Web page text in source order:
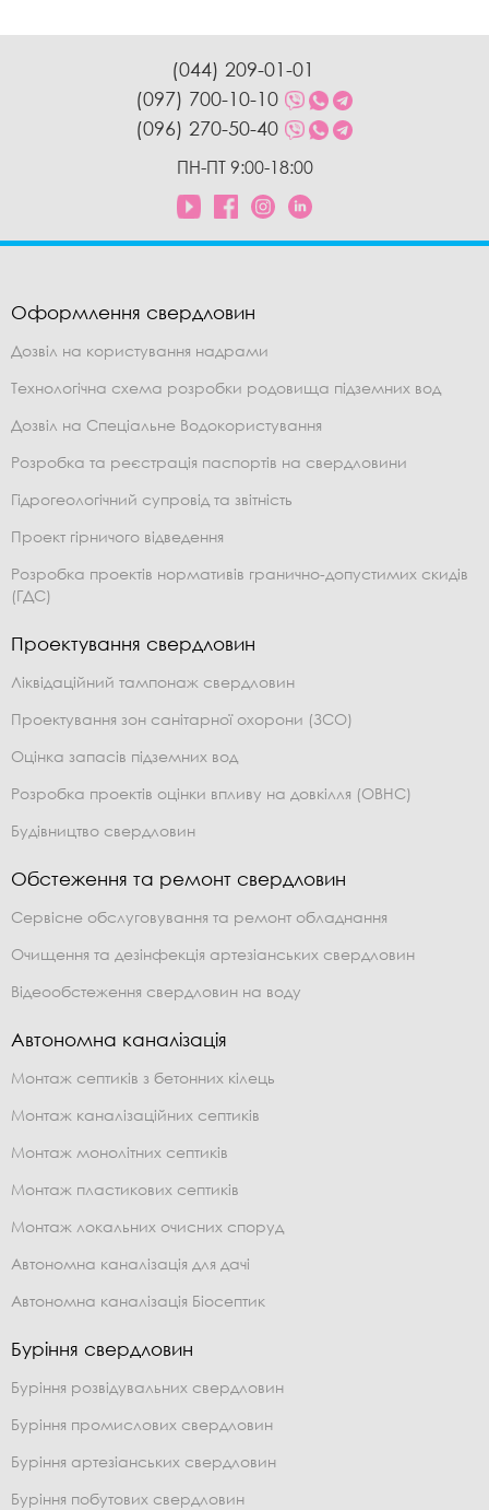
(044) 209-01-01
(097) 700-10-10
(096) 270-50-40
ПН-ПТ 9:00-18:00
Оформлення свердловин
Дозвіл на користування надрами
Технологічна схема розробки родовища підземних вод
Дозвіл на Спеціальне Водокористування
Розробка та реєстрація паспортів на свердловини
Гідрогеологічний супровід та звітність
Проект гірничого відведення
Розробка проектів нормативів гранично-допустимих скидів
(ГДС)
Проектування свердловин
Ліквідаційний тампонаж свердловин
Проектування зон санітарної охорони (ЗСО)
Оцінка запасів підземних вод
Розробка проектів оцінки впливу на довкілля (ОВНС)
Будівництво свердловин
Обстеження та ремонт свердловин
Сервісне обслуговування та ремонт обладнання
Очищення та дезінфекція артезіанських свердловин
Відеообстеження свердловин на воду
Автономна каналізація
Монтаж септиків з бетонних кілець
Монтаж каналізаційних септиків
Монтаж монолітних септиків
Монтаж пластикових септиків
Монтаж локальних очисних споруд
Автономна каналізація для дачі
Автономна каналізація Біосептик
Буріння свердловин
Буріння розвідувальних свердловин
Буріння промислових свердловин
Буріння артезіанських свердловин
Буріння побутових свердловин